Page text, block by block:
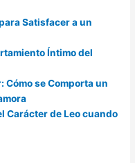
Satisfacer a un
Íntimo del
Cómo se Comporta un
Carácter de Leo cuando